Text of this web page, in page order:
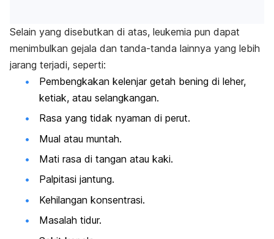
Selain yang disebutkan di atas, leukemia pun dapat
menimbulkan gejala dan tanda-tanda lainnya yang lebih
jarang terjadi, seperti:
Pembengkakan kelenjar getah bening di leher,
ketiak, atau selangkangan.
Rasa yang tidak nyaman di perut.
Mual atau muntah.
Mati rasa di tangan atau kaki.
Palpitasi jantung.
Kehilangan konsentrasi.
Masalah tidur.